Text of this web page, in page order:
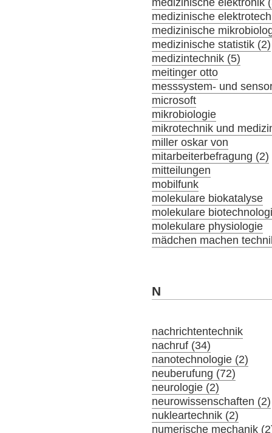
medizinische elektronik
medizinische
medizinische
medizinische statistik (2)
medizintechnik (5)
meitinger otto
messsystem- und
microsoft
mikrobiologie
mikrotechnik und
miller oskar von
mitarbeiterbefragung (2)
mitteilungen
mobilfunk
molekulare biokatalyse
molekulare
molekulare physiologie
mädchen machen
N
nachrichtentechnik
nachruf (34)
nanotechnologie (2)
neuberufung (72)
neurologie (2)
neurowissenschaften (2)
nukleartechnik (2)
numerische mechanik